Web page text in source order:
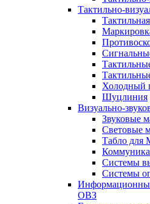
Тактильно-
Холодный
Шуцлиния
Визуально-
Звуковые
Световые
Табло для
Системы
Системы
ОВЗ